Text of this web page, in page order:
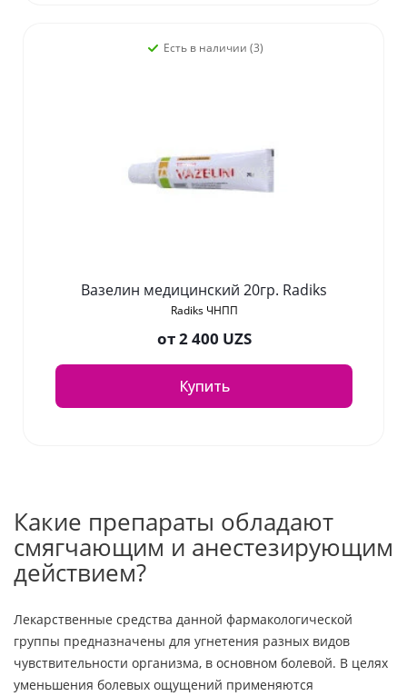
Есть в наличии (3)
Вазелин медицинский 20гр. Radiks
Radiks ЧНПП
от2 400 UZS
Купить
Какие препараты обладают
смягчающим и анестезирующим
действием?
Лекарственные средства данной фармакологической
группы предназначены для угнетения разных видов
чувствительности организма, в основном болевой. В целях
уменьшения болевых ощущений применяются